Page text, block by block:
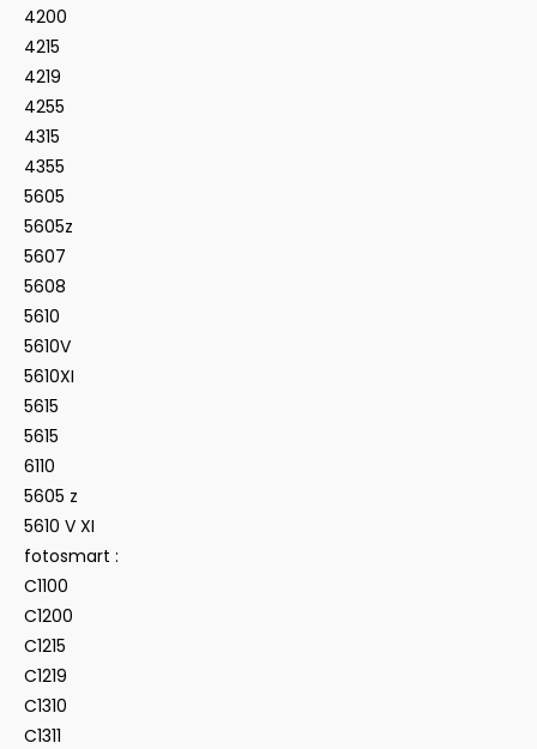
4200
4215
4219
4255
4315
4355
5605
5605z
5607
5608
5610
5610V
5610XI
5615
5615
6110
5605 z
5610 V XI
fotosmart :
C1100
C1200
C1215
C1219
C1310
C1311